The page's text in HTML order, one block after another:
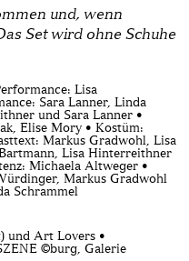
und, wenn
Set wird ohne Schuhe
Lisa
Sara Lanner, Linda
und Sara Lanner •
Elise Mory • Kostüm:
Markus Gradwohl, Lisa
Lisa Hinterreithner
Michaela Altweger •
Markus Gradwohl
Schrammel
und Art Lovers •
©burg, Galerie